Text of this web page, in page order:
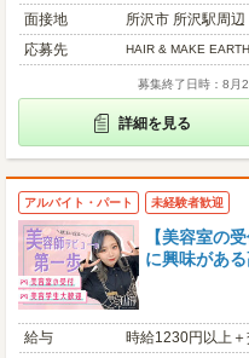
面接地
所沢市 所沢駅周辺
応募先
HAIR & MAKE
募集終了日時：8月
詳細を見る
アルバイト・パート 未経験者歓迎
【美容室の
に興味があ
給与
時給1230円以上